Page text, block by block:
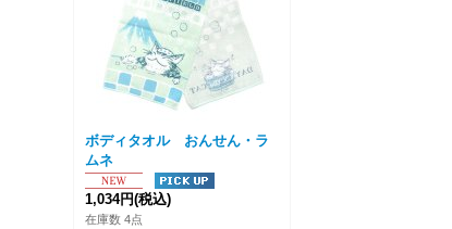
ボディタオル おんせん・ラ
ムネ
1,034円(税込)
在庫数 4点